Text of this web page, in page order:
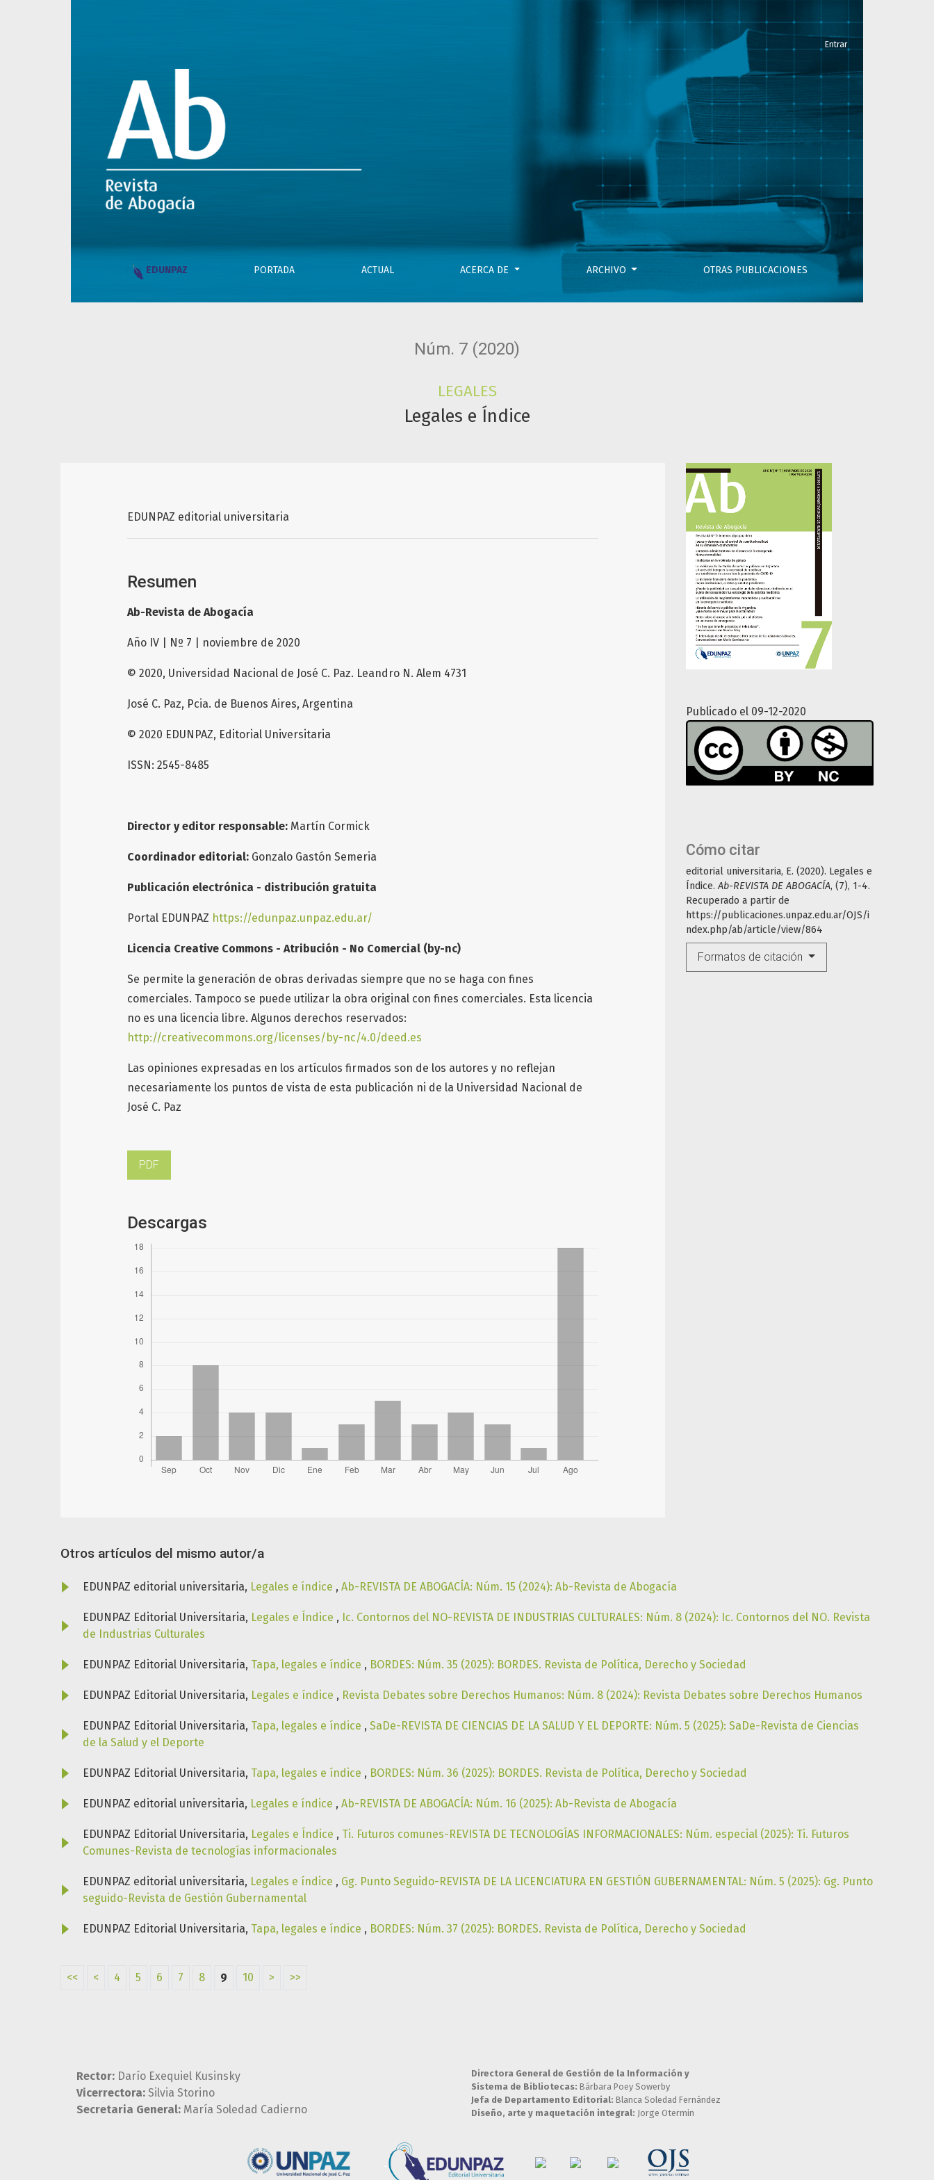
EDUNPAZ PORTADA ACTUAL ACERCA DE ARCHIVO OTRAS PUBLICACIONES
Entrar
Núm. 7 (2020)
LEGALES
Legales e Índice
Publicado el 09-12-2020
Cómo citar
editorial universitaria, E. (2020). Legales e
Índice.Ab-REVISTA DE ABOGACÍA, (7), 1-4.
Recuperado a partir de
https://publicaciones.unpaz.edu.ar/OJS/i
ndex.php/ab/article/view/864
Formatos de citación
EDUNPAZ editorial universitaria
Resumen
Ab-Revista de Abogacía
Año IV | Nº 7 | noviembre de 2020
© 2020, Universidad Nacional de José C. Paz. Leandro N. Alem 4731
José C. Paz, Pcia. de Buenos Aires, Argentina
© 2020 EDUNPAZ, Editorial Universitaria
ISSN: 2545-8485
Director y editor responsable: Martín Cormick
Coordinador editorial: Gonzalo Gastón Semeria
Publicación electrónica - distribución gratuita
Portal EDUNPAZ https://edunpaz.unpaz.edu.ar/
Licencia Creative Commons - Atribución - No Comercial (by-nc)
Se permite la generación de obras derivadas siempre que no se haga con fines
comerciales. Tampoco se puede utilizar la obra original con fines comerciales. Esta licencia
no es una licencia libre. Algunos derechos reservados:
http://creativecommons.org/licenses/by-nc/4.0/deed.es
Las opiniones expresadas en los artículos firmados son de los autores y no reflejan
necesariamente los puntos de vista de esta publicación ni de la Universidad Nacional de
José C. Paz
PDF
Descargas
Otros artículos del mismo autor/a
EDUNPAZ editorial universitaria, Legales e índice , Ab-REVISTA DE ABOGACÍA: Núm. 15 (2024): Ab-Revista de Abogacía
EDUNPAZ Editorial Universitaria, Legales e Índice , Ic. Contornos del NO-REVISTA DE INDUSTRIAS CULTURALES: Núm. 8 (2024): Ic. Contornos del NO. Revista
de Industrias Culturales
EDUNPAZ Editorial Universitaria, Tapa, legales e índice , BORDES: Núm. 35 (2025): BORDES. Revista de Política, Derecho y Sociedad
EDUNPAZ Editorial Universitaria, Legales e índice , Revista Debates sobre Derechos Humanos: Núm. 8 (2024): Revista Debates sobre Derechos Humanos
EDUNPAZ Editorial Universitaria, Tapa, legales e índice , SaDe-REVISTA DE CIENCIAS DE LA SALUD Y EL DEPORTE: Núm. 5 (2025): SaDe-Revista de Ciencias
de la Salud y el Deporte
EDUNPAZ Editorial Universitaria, Tapa, legales e índice , BORDES: Núm. 36 (2025): BORDES. Revista de Política, Derecho y Sociedad
EDUNPAZ editorial universitaria, Legales e índice , Ab-REVISTA DE ABOGACÍA: Núm. 16 (2025): Ab-Revista de Abogacía
EDUNPAZ Editorial Universitaria, Legales e Índice , Ti. Futuros comunes-REVISTA DE TECNOLOGÍAS INFORMACIONALES: Núm. especial (2025): Ti. Futuros
Comunes-Revista de tecnologías informacionales
EDUNPAZ editorial universitaria, Legales e índice , Gg. Punto Seguido-REVISTA DE LA LICENCIATURA EN GESTIÓN GUBERNAMENTAL: Núm. 5 (2025): Gg. Punto
seguido-Revista de Gestión Gubernamental
EDUNPAZ Editorial Universitaria, Tapa, legales e índice , BORDES: Núm. 37 (2025): BORDES. Revista de Política, Derecho y Sociedad
<< < 4 5 6 7 8 9 10 > >>
Rector: Darío Exequiel Kusinsky
Vicerrectora: Silvia Storino
Secretaria General: María Soledad Cadierno
Directora General de Gestión de la Información y
Sistema de Bibliotecas: Bárbara Poey Sowerby
Jefa de Departamento Editorial: Blanca Soledad Fernández
Diseño, arte y maquetación integral: Jorge Otermin